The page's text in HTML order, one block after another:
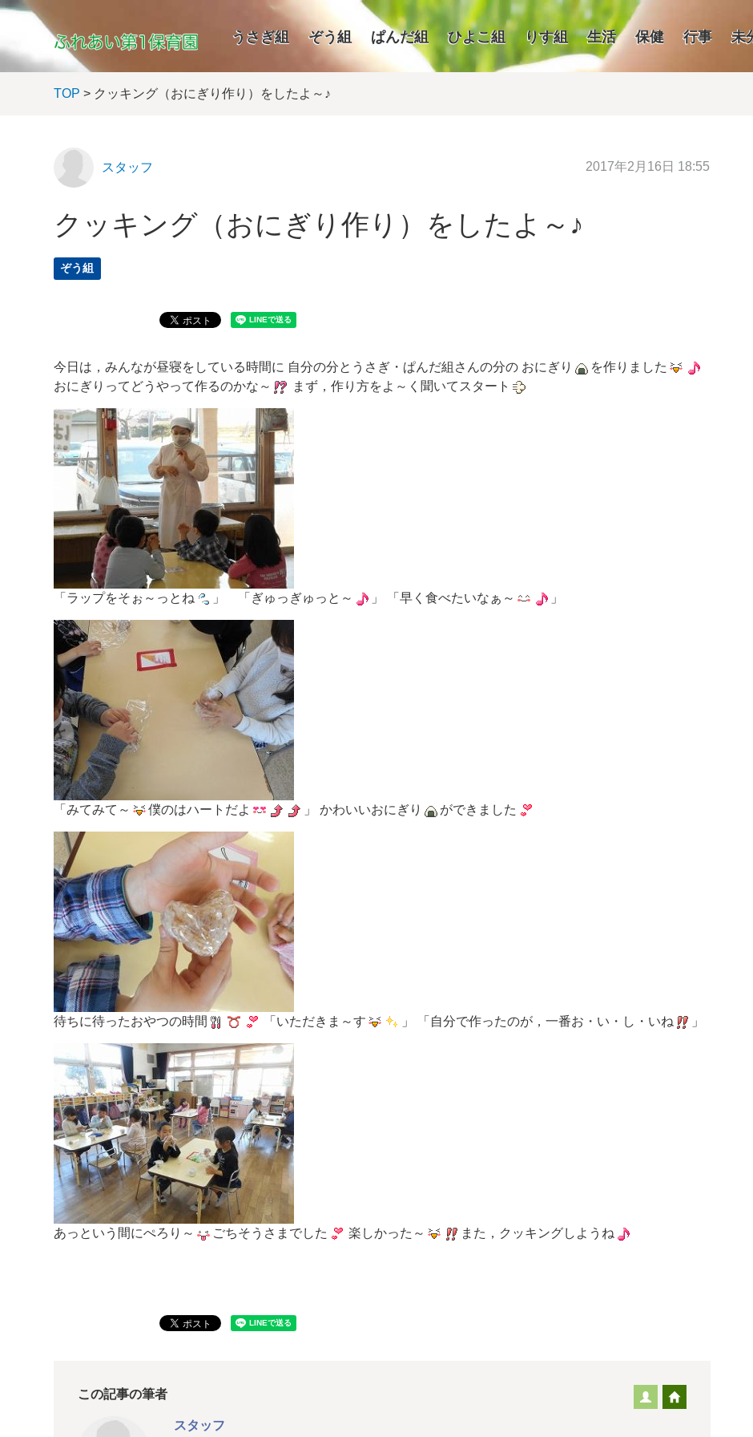
うさぎ組 ぞう組 ぱんだ組 ひよこ組 りす組 生活 保健 行事 未
TOP > クッキング（おにぎり作り）をしたよ～♪
スタッフ 2017年2月16日 18:55
クッキング（おにぎり作り）をしたよ～♪
ぞう組
今日は，みんなが昼寝をしている時間に 自分の分とうさぎ・ぱんだ組さんの分の おにぎり
を作りました
おにぎりってどうやって作るのかな～
まず，作り方をよ～く聞いてスタート
「ラップをそぉ～っとね 」 「ぎゅっぎゅっと～ 」 「早く食べたいなぁ～ 」
「みてみて～ 僕のはハートだよ 」 かわいいおにぎり ができました
待ちに待ったおやつの時間 「いただきま～す 」 「自分で作ったのが，一番お・い・し・いね 」
あっという間にぺろり～ ごちそうさまでした 楽しかった～ また，クッキングしようね
この記事の筆者
スタッフ